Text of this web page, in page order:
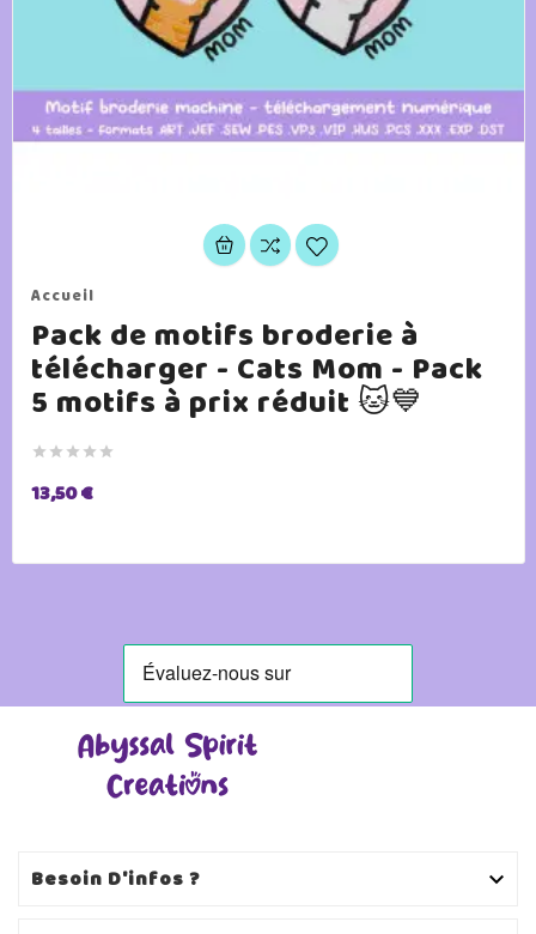
Accueil
Pack de motifs broderie à
télécharger - Cats Mom - Pack
5 motifs à prix réduit 🐱💙
    
13,50 €
Besoin D'infos ? 